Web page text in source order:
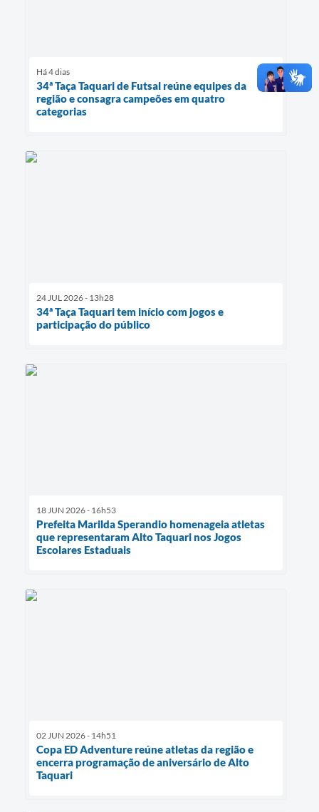
Há 4 dias
34ª Taça Taquari de Futsal reúne equipes da
região e consagra campeões em quatro
categorias
24 JUL 2026 - 13h28
34ª Taça Taquari tem início com jogos e
participação do público
18 JUN 2026 - 16h53
Prefeita Marilda Sperandio homenageia atletas
que representaram Alto Taquari nos Jogos
Escolares Estaduais
02 JUN 2026 - 14h51
Copa ED Adventure reúne atletas da região e
encerra programação de aniversário de Alto
Taquari